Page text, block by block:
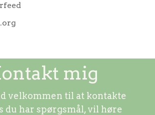
mig
velkommen til at kontakte
du har spørgsmål, vil høre